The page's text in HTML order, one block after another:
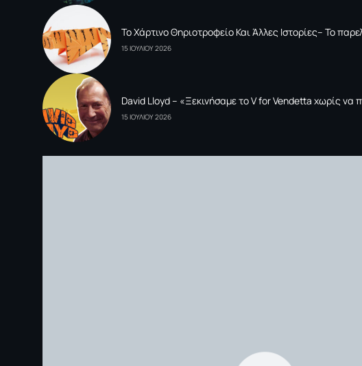
To Xάρτινο Θηριοτροφείο Και Άλλες Ιστορίες– Το
15 ΙΟΥΛΙΟΥ 2026
David Lloyd – «Ξεκινήσαμε το V for Vendetta χωρίς να
15 ΙΟΥΛΙΟΥ 2026